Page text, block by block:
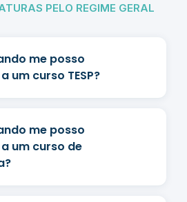
PELO REGIME GERAL
me posso
um curso TESP?
me posso
um curso de